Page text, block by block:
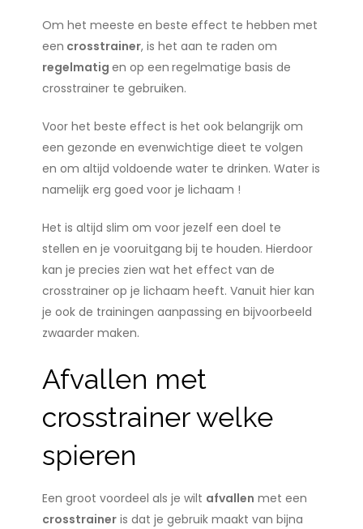
Om het meeste en beste effect te hebben met
een crosstrainer, is het aan te raden om
regelmatigen op een regelmatige basis de
crosstrainer te gebruiken.
Voor het beste effect is het ook belangrijk om
een gezonde en evenwichtige dieet te volgen
en om altijd voldoende water te drinken. Water is
namelijk erg goed voor je lichaam !
Het is altijd slim om voor jezelf een doel te
stellen en je vooruitgang bij te houden. Hierdoor
kan je precies zien wat het effect van de
crosstrainer op je lichaam heeft. Vanuit hier kan
je ook de trainingen aanpassing en bijvoorbeeld
zwaarder maken.
Afvallen met
crosstrainer welke
spieren
Een groot voordeel als je wilt afvallen met een
crosstrainer is dat je gebruik maakt van bijna